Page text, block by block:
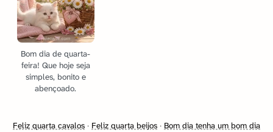
Bom dia de quarta-
feira! Que hoje seja
simples, bonito e
abençoado.
Feliz quarta cavalos · Feliz quarta beijos · Bom dia tenha um bom dia